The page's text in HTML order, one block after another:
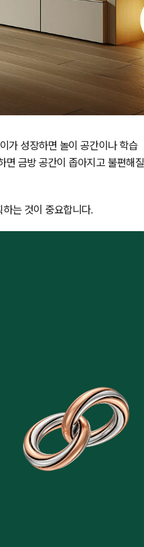
가 성장하면 놀이 공간이나 학습
면 금방 공간이 좁아지고 불편해질
는 것이 중요합니다.